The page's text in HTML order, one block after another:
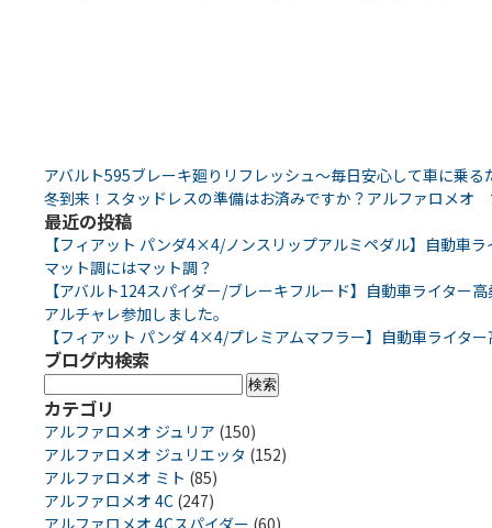
アバルト595ブレーキ廻りリフレッシュ～毎日安心して車に乗る
冬到来！スタッドレスの準備はお済みですか？アルファロメオ
最近の投稿
【フィアット パンダ4×4/ノンスリップアルミペダル】自動車ラ
マット調にはマット調？
【アバルト124スパイダー/ブレーキフルード】自動車ライター
アルチャレ参加しました。
【フィアット パンダ 4×4/プレミアムマフラー】自動車ライタ
ブログ内検索
検
索:
カテゴリ
アルファロメオ ジュリア (150)
アルファロメオ ジュリエッタ (152)
アルファロメオ ミト (85)
アルファロメオ 4C (247)